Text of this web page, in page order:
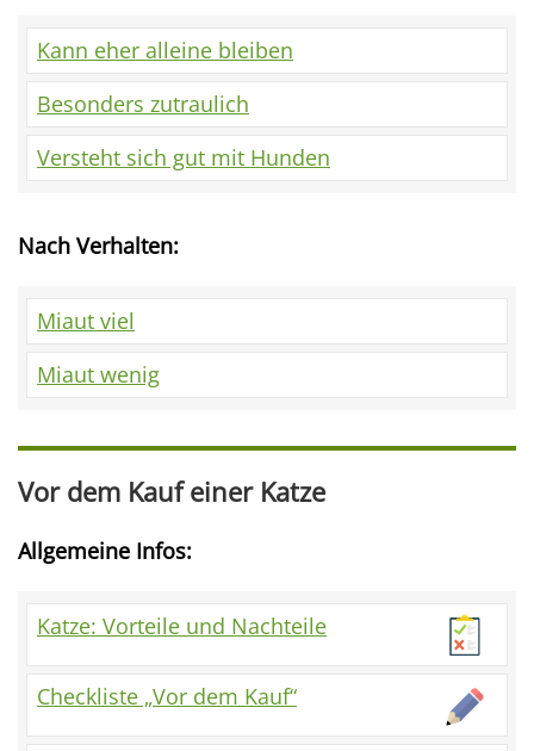
Kann eher alleine bleiben
Besonders zutraulich
Versteht sich gut mit Hunden
Nach Verhalten:
Miaut viel
Miaut wenig
Vor dem Kauf einer Katze
Allgemeine Infos:
Katze: Vorteile und Nachteile
Checkliste „Vor dem Kauf“